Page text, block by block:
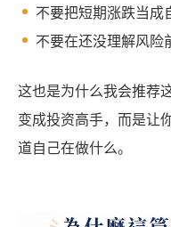
不要把短期涨跌当成
不要在还没理解风险
这也是为什么我会推荐
变成投资高手，而是让
道自己在做什么。